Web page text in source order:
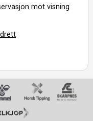
mot visning